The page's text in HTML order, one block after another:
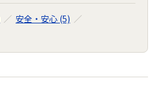
安全・安心 (5)